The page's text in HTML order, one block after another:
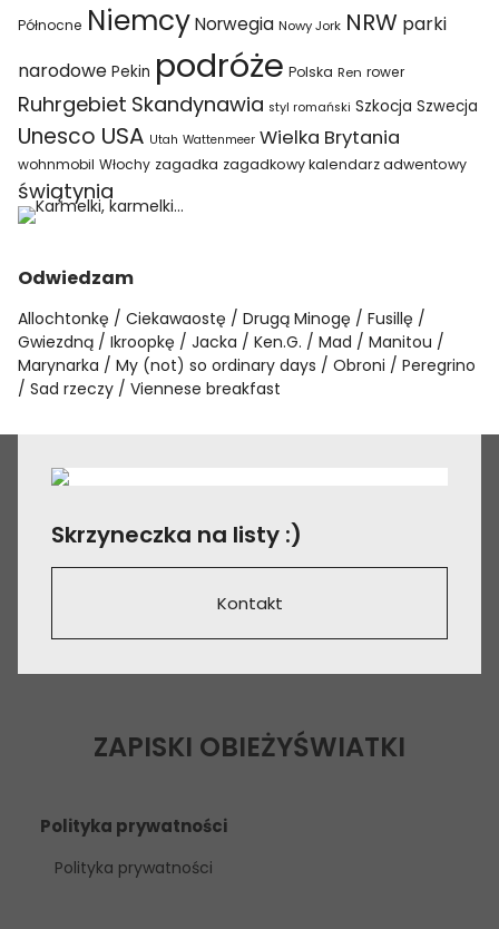
Północne Niemcy Norwegia Nowy Jork NRW parki
narodowe Pekin podróże Polska Ren rower
Ruhrgebiet Skandynawia styl romański Szkocja Szwecja
Unesco USA Utah Wattenmeer Wielka Brytania
wohnmobil Włochy zagadka zagadkowy kalendarz adwentowy
świątynia
Odwiedzam
Allochtonkę Ciekawaostę Drugą Minogę
Fusillę
Gwiezdną
Ikroopkę Jacka Ken.G. Mad
Manitou
Marynarka
My (not) so ordinary days Obroni
Peregrino
Sad rzeczy
Viennese breakfast
Skrzyneczka na listy :)
Kontakt
ZAPISKI OBIEŻYŚWIATKI
Polityka prywatności
Polityka prywatności